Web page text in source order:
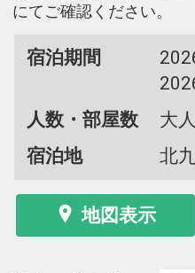
にてご確認ください。
宿泊期間
人数・部屋数
大
宿泊地
北
地図表示